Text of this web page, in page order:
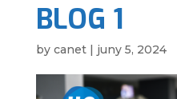
BLOG 1
by canet| juny 5, 2024